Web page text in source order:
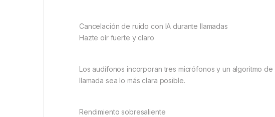
Cancelación de ruido con IA durante llamadas
Hazte oír fuerte y claro
Los audífonos incorporan tres micrófonos y un algoritmo
llamada sea lo más clara posible.
Rendimiento sobresaliente